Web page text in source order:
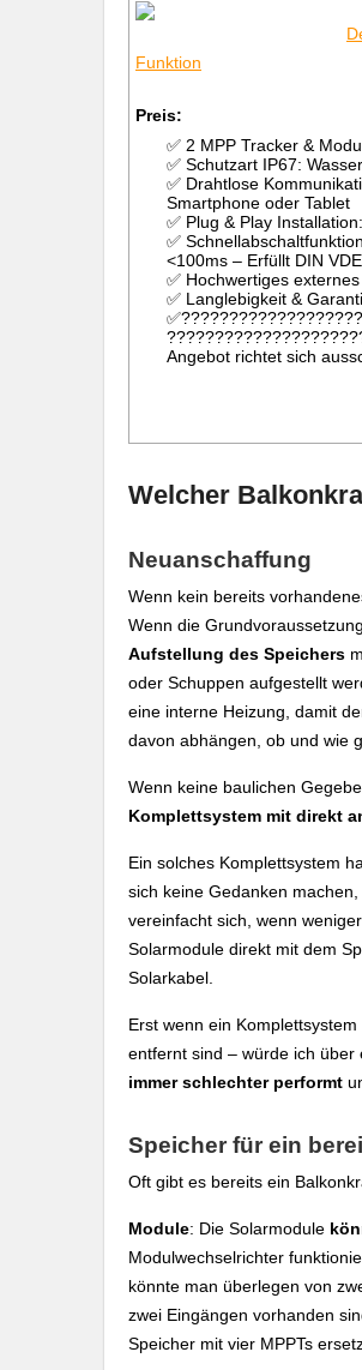
Funktion
Preis:
✅ 2 MPP Tracker &
✅ Schutzart IP67:
✅ Drahtlose
Smartphone oder Tablet
✅ Plug & Play
✅
<100ms – Erfüllt DIN
✅ Hochwertiges
✅ Langlebigkeit &
Angebot richtet sich
Welcher
Neuanschaffung
Wenn kein bereits
Wenn die
Aufstellung des Speichers
oder Schuppen aufgestellt
eine interne Heizung, damit
davon abhängen, ob und wie
Wenn keine baulichen
Komplettsystem mit direkt
Ein solches Komplettsystem
sich keine Gedanken
vereinfacht sich, wenn
Solarmodule direkt mit dem
Solarkabel.
Erst wenn ein
entfernt sind – würde ich über
immer schlechter performt
Speicher für ein
Oft gibt es bereits ein
Module: Die Solarmodule
Modulwechselrichter
könnte man überlegen von
zwei Eingängen vorhanden
Speicher mit vier MPPTs